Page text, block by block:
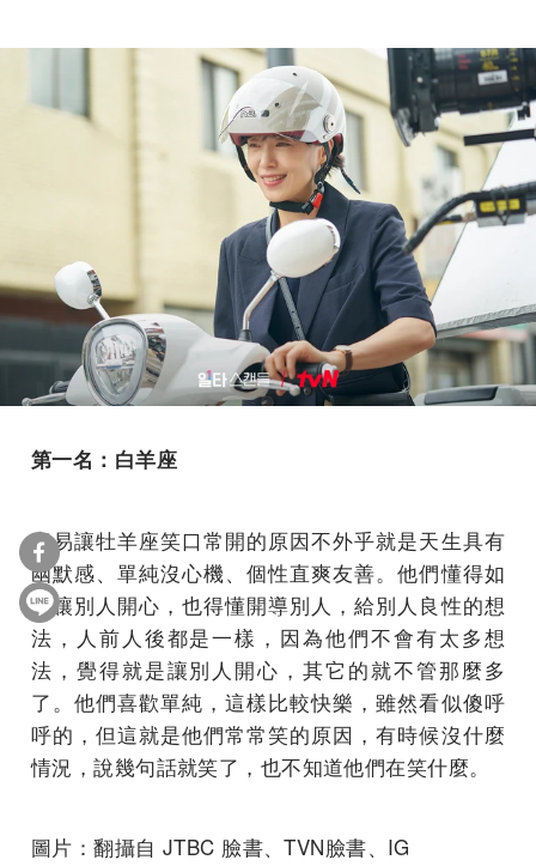
第一名：白羊座
容易讓牡羊座笑口常開的原因不外乎就是天生具有
幽默感、單純沒心機、個性直爽友善。他們懂得如
何讓別人開心，也得懂開導別人，給別人良性的想
法，人前人後都是一樣，因為他們不會有太多想
法，覺得就是讓別人開心，其它的就不管那麼多
了。他們喜歡單純，這樣比較快樂，雖然看似傻呼
呼的，但這就是他們常常笑的原因，有時候沒什麼
情況，說幾句話就笑了，也不知道他們在笑什麼。
圖片：翻攝自 JTBC 臉書、TVN臉書、IG